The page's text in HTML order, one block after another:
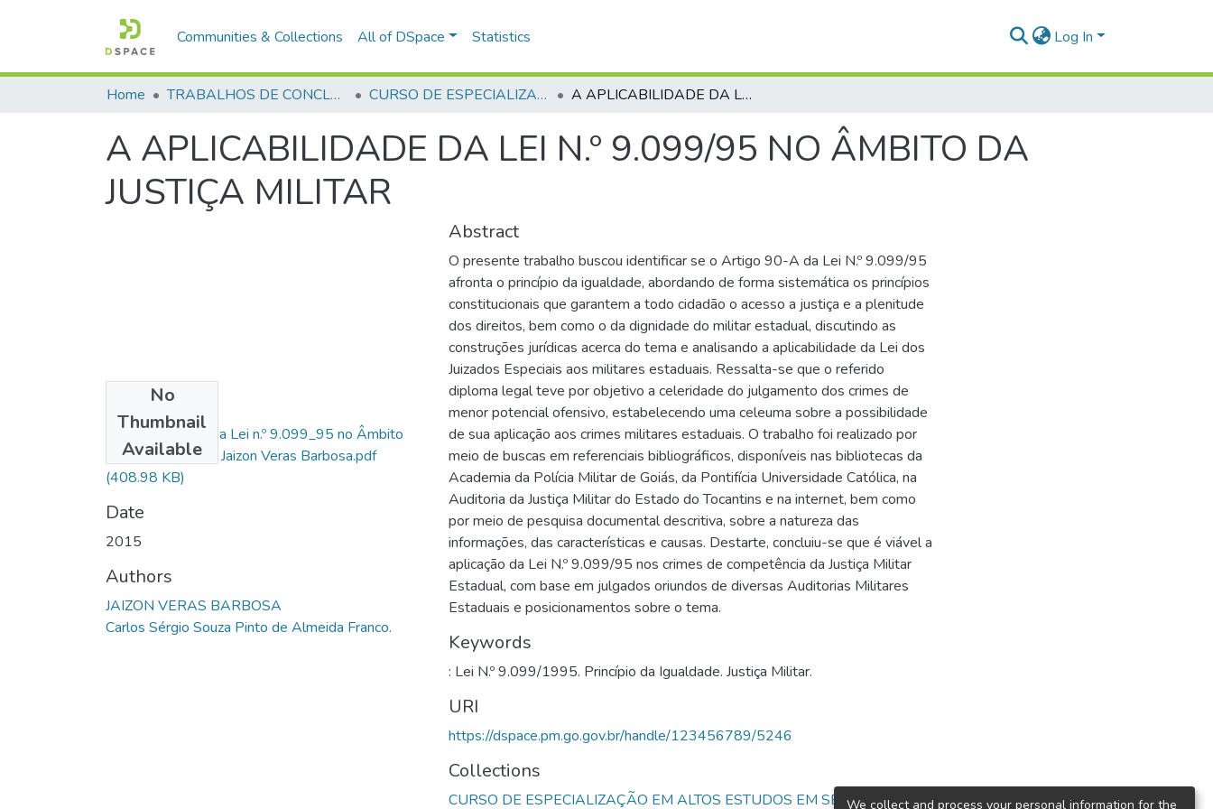
Communities & Collections All of DSpace Statistics Log In
Home TRABALHOS DE CONCLUSÃO DE CURSO - CAESP (CURSO DE ESPECIALIZAÇÃO EM ALTOS ESTUDOS EM SEGURANÇA PÚBLICA) CURSO DE ESPECIALIZAÇÃO EM ALTOS ESTUDOS EM SEGURANÇA PÚBLICA - CAESP - 2015 A APLICABILIDADE DA LEI N.º 9.099/95 NO ÂMBITO DA JUSTIÇA MILITAR
A APLICABILIDADE DA LEI N.º 9.099/95 NO ÂMBITO DA
JUSTIÇA MILITAR
No
Thumbnail
Available
A Aplicabilidade da Lei n.º 9.099_95 no Âmbito
da Justiça Militar - Jaizon Veras Barbosa.pdf
(408.98 KB)
Date
2015
Authors
JAIZON VERAS BARBOSA
Carlos Sérgio Souza Pinto de Almeida Franco.
Abstract
O presente trabalho buscou identificar se o Artigo 90-A da Lei N.º 9.099/95
afronta o princípio da igualdade, abordando de forma sistemática os princípios
constitucionais que garantem a todo cidadão o acesso a justiça e a plenitude
dos direitos, bem como o da dignidade do militar estadual, discutindo as
construções jurídicas acerca do tema e analisando a aplicabilidade da Lei dos
Juizados Especiais aos militares estaduais. Ressalta-se que o referido
diploma legal teve por objetivo a celeridade do julgamento dos crimes de
menor potencial ofensivo, estabelecendo uma celeuma sobre a possibilidade
de sua aplicação aos crimes militares estaduais. O trabalho foi realizado por
meio de buscas em referenciais bibliográficos, disponíveis nas bibliotecas da
Academia da Polícia Militar de Goiás, da Pontifícia Universidade Católica, na
Auditoria da Justiça Militar do Estado do Tocantins e na internet, bem como
por meio de pesquisa documental descritiva, sobre a natureza das
informações, das características e causas. Destarte, concluiu-se que é viável a
aplicação da Lei N.º 9.099/95 nos crimes de competência da Justiça Militar
Estadual, com base em julgados oriundos de diversas Auditorias Militares
Estaduais e posicionamentos sobre o tema.
Keywords
: Lei N.º 9.099/1995. Princípio da Igualdade. Justiça Militar.
URI
https://dspace.pm.go.gov.br/handle/123456789/5246
Collections
CURSO DE ESPECIALIZAÇÃO EM ALTOS ESTUDOS EM SEGURANÇAWe collect and process your personal information for the